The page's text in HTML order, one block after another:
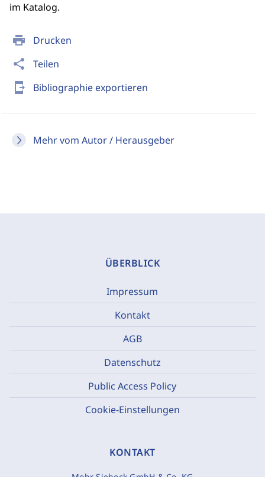
print Drucken
share Teilen
send_to_mobile Bibliographie exportieren
Mehr vom Autor / Herausgeber
im Katalog.
ÜBERBLICK
Impressum
Kontakt
AGB
Datenschutz
Public Access Policy
Cookie-Einstellungen
KONTAKT